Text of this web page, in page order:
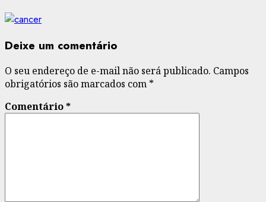
Deixe um comentário
O seu endereço de e-mail não será publicado. Campos
obrigatórios são marcados com *
Comentário*